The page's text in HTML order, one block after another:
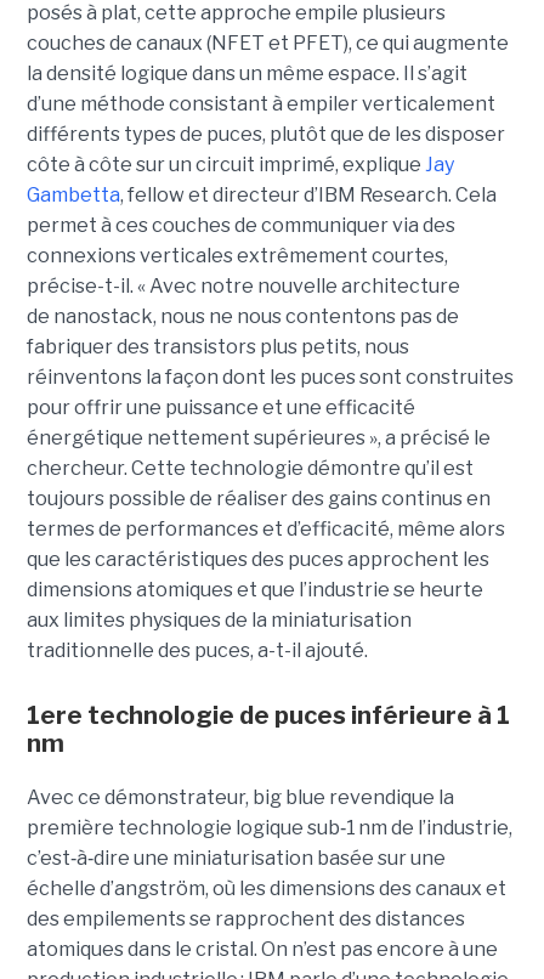
posés à plat, cette approche empile plusieurs
couches de canaux (NFET et PFET), ce qui augmente
la densité logique dans un même espace. Il s’agit
d’une méthode consistant à empiler verticalement
différents types de puces, plutôt que de les disposer
côte à côte sur un circuit imprimé, explique Jay
Gambetta, fellow et directeur d’IBM Research. Cela
permet à ces couches de communiquer via des
connexions verticales extrêmement courtes,
précise-t-il. « Avec notre nouvelle architecture
de nanostack, nous ne nous contentons pas de
fabriquer des transistors plus petits, nous
réinventons la façon dont les puces sont construites
pour offrir une puissance et une efficacité
énergétique nettement supérieures », a précisé le
chercheur. Cette technologie démontre qu’il est
toujours possible de réaliser des gains continus en
termes de performances et d’efficacité, même alors
que les caractéristiques des puces approchent les
dimensions atomiques et que l’industrie se heurte
aux limites physiques de la miniaturisation
traditionnelle des puces, a-t-il ajouté.
1ere technologie de puces inférieure à 1
nm
Avec ce démonstrateur, big blue revendique la
première technologie logique sub‑1 nm de l’industrie,
c’est‑à‑dire une miniaturisation basée sur une
échelle d’angström, où les dimensions des canaux et
des empilements se rapprochent des distances
atomiques dans le cristal. On n’est pas encore à une